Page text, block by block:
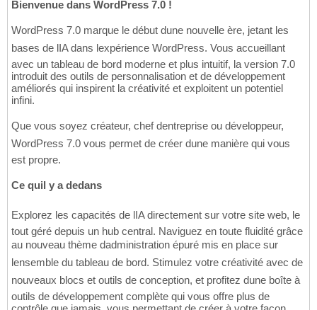
Bienvenue dans WordPress 7.0 !
WordPress 7.0 marque le début dune nouvelle ère, jetant les
bases de lIA dans lexpérience WordPress. Vous accueillant
avec un tableau de bord moderne et plus intuitif, la version 7.0
introduit des outils de personnalisation et de développement
améliorés qui inspirent la créativité et exploitent un potentiel
infini.
Que vous soyez créateur, chef dentreprise ou développeur,
WordPress 7.0 vous permet de créer dune manière qui vous
est propre.
Ce quil y a dedans
Explorez les capacités de lIA directement sur votre site web, le
tout géré depuis un hub central. Naviguez en toute fluidité grâce
au nouveau thème dadministration épuré mis en place sur
lensemble du tableau de bord. Stimulez votre créativité avec de
nouveaux blocs et outils de conception, et profitez dune boîte à
outils de développement complète qui vous offre plus de